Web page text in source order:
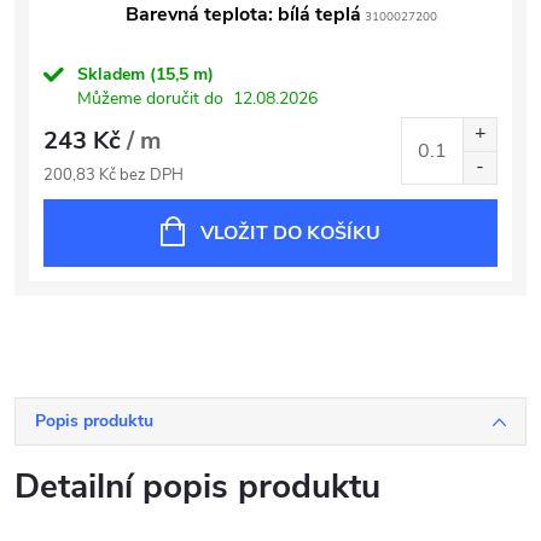
Barevná teplota: bílá teplá 3100027200
Skladem (15,5 m)
Můžeme doručit do 12.08.2026
243 Kč/ m
200,83 Kč bez DPH
VLOŽIT DO KOŠÍKU
Popis produktu
Detailní popis produktu